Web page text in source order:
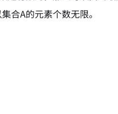
合A的元素个数无限。